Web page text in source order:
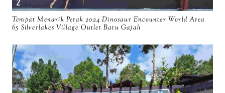
Tempat Menarik Perak 2024 Dinosaur Encounter World Area
65 Silverlakes Village Outlet Batu Gajah